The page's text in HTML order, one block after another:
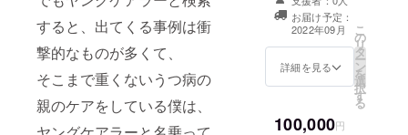
すると、出てくる事例は衝
撃的なものが多くて、
そこまで重くないうつ病の
親のケアをしている僕は、
ンをお
選びい
ただく
ことは
できま
せん。
※発注の
上、お
くださ
い。 ※
開催方
式や時
間・場
所など
いまし
ていた
だきま
す。）
※実施場
所まで
の講師
援者様
（内
訳） 初
期設
定：60
万円/月
月額費
×6ヶ月
途ご連絡させて
頂きます。 ※掲
載エリア内での
順番はご支援い
ただいた順とな
りますので、ご
せん。ご了承く
ロゴの掲載
（中） 本クラウ
ドファンディン
グサイト上へ企
業様のロゴを掲
者様のお名前を
お届け予定：
2022年09月
詳細を見る
こ
の
リ
タ
ー
ン
を
選
択
す
る
100,000円